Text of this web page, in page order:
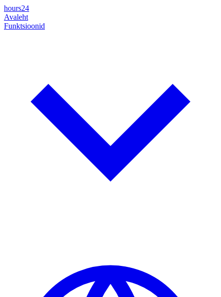
hours24
Avaleht
Funktsioonid